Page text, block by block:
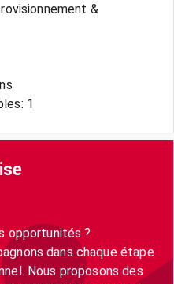
&
1
opportunités ?
dans chaque étape
Nous proposons des